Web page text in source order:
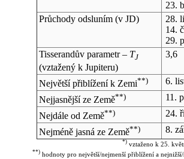
23.
Průchody odsluním (v JD) 28.
14.
29.
Tisserandův parametr – TJ
(vztažený k Jupiteru)
3,6
Největší přiblížení k Zemi**) 6.
Nejjasnější ze Země**) 11.
Nejdále od Země**) 24.
Nejméně jasná ze Země**) 8.
*)vztaženo k 25.
**) hodnoty pro největší/nejmenší přiblížení a